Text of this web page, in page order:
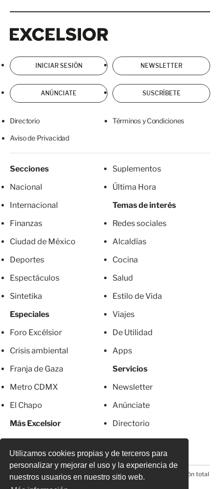
Utilizamos cookies propias y de terceros para
personalizar y mejorar el uso y la experiencia de
nuestros usuarios en nuestro sitio web.
INICIAR SESIÓN NEWSLETTER
ANÚNCIATE SUSCRÍBETE
Directorio Términos y Condiciones
Aviso de Privacidad
Secciones
Nacional
Internacional
Finanzas
Ciudad de México
Deportes
Espectáculos
Sintetika
Especiales
Foro Excélsior
Crisis ambiental
Franja de Gaza
Metro CDMX
El Chapo
Más Excelsior
Suplementos
Última Hora
Temas de interés
Redes sociales
Alcaldías
Cocina
Salud
Estilo de Vida
Viajes
De Utilidad
Apps
Servicios
Newsletter
Anúnciate
Directorio
© 2026 Todos los derechos reservados. Prohibida la reproducción total
o parcial, incluyendo cualquier medio electrónico*